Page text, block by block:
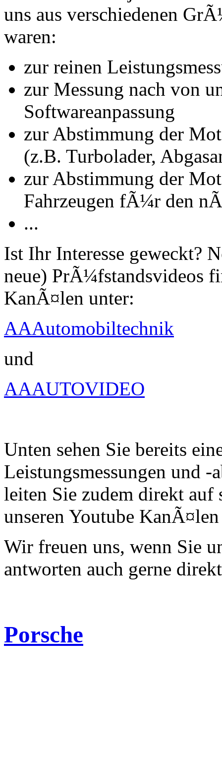
uns aus verschiedenen
waren:
zur reinen
zur Messung nach von
Softwareanpassung
zur Abstimmung der
(z.B. Turbolader,
zur Abstimmung der
Fahrzeugen fÃ¼r den
...
Ist Ihr Interesse geweckt?
neue) PrÃ¼fstandsvideos
KanÃ¤len unter:
AAAutomobiltechnik
und
AAAUTOVIDEO
Unten sehen Sie bereits
Leistungsmessungen und -
leiten Sie zudem direkt auf
unseren Youtube
Wir freuen uns, wenn Sie
antworten auch gerne
Porsche